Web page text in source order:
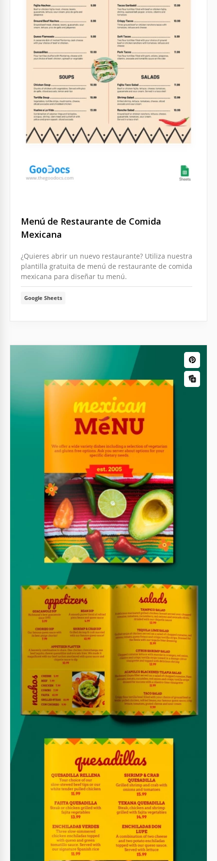
Menú de Restaurante de Comida
Mexicana
¿Quieres abrir un nuevo restaurante? Utiliza nuestra
plantilla gratuita de menú de restaurante de comida
mexicana para diseñar tu menú.
Google Sheets